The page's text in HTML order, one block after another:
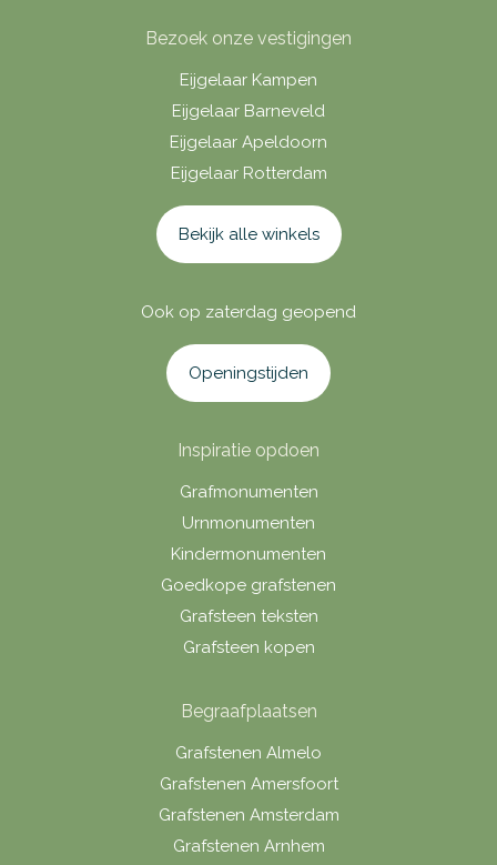
Bezoek onze vestigingen
Eijgelaar Kampen
Eijgelaar Barneveld
Eijgelaar Apeldoorn
Eijgelaar Rotterdam
Bekijk alle winkels
Ook op zaterdag geopend
Openingstijden
Inspiratie opdoen
Grafmonumenten
Urnmonumenten
Kindermonumenten
Goedkope grafstenen
Grafsteen teksten
Grafsteen kopen
Begraafplaatsen
Grafstenen Almelo
Grafstenen Amersfoort
Grafstenen Amsterdam
Grafstenen Arnhem